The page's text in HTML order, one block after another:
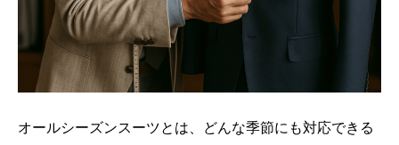
オールシーズンスーツとは、どんな季節にも対応できる